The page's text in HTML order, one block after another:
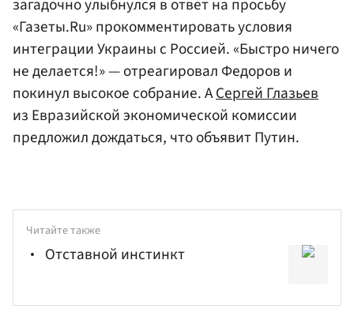
загадочно улыбнулся в ответ на просьбу
«Газеты.Ru» прокомментировать условия
интеграции Украины с Россией. «Быстро ничего
не делается!» — отреагировал Федоров и
покинул высокое собрание. АСергей Глазьев
из Евразийской экономической комиссии
предложил дождаться, что объявит Путин.
Читайте также
Отставной инстинкт